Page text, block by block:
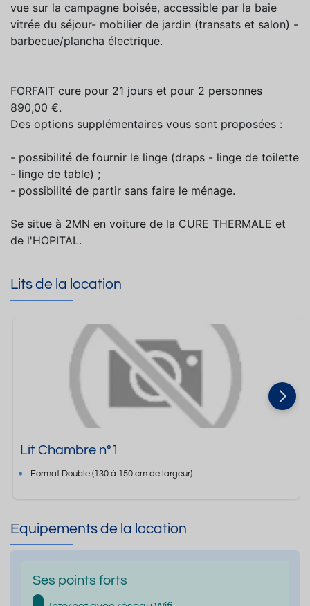
vue sur la campagne boisée, accessible par la baie
vitrée du séjour- mobilier de jardin (transats et salon) -
barbecue/plancha électrique.
FORFAIT cure pour 21 jours et pour 2 personnes
890,00 €.
Des options supplémentaires vous sont proposées :
- possibilité de fournir le linge (draps - linge de toilette
- linge de table) ;
- possibilité de partir sans faire le ménage.
Se situe à 2MN en voiture de la CURE THERMALE et
de l'HOPITAL.
Lits de la location
Lit Chambre n°1
Format Double (130 à 150 cm de largeur)
Equipements de la location
Ses points forts